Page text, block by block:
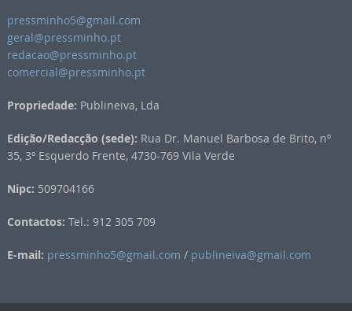
pressminho5@gmail.com
geral@pressminho.pt
redacao@pressminho.pt
comercial@pressminho.pt
Propriedade: Publineiva, Lda
Edição/Redacção (sede): Rua Dr. Manuel Barbosa de Brito, nº
35, 3º Esquerdo Frente, 4730-769 Vila Verde
Nipc: 509704166
Contactos: Tel.: 912 305 709
E-mail: pressminho5@gmail.com / publineiva@gmail.com